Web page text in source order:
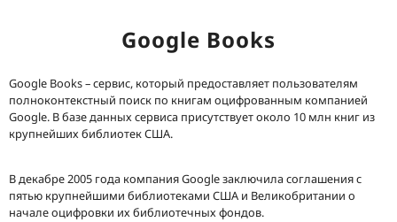
Google Books
Google Books – сервис, который предоставляет пользователям
полноконтекстный поиск по книгам оцифрованным компанией
Google. В базе данных сервиса присутствует около 10 млн книг из
крупнейших библиотек США.
В декабре 2005 года компания Google заключила соглашения с
пятью крупнейшими библиотеками США и Великобритании о
начале оцифровки их библиотечных фондов.